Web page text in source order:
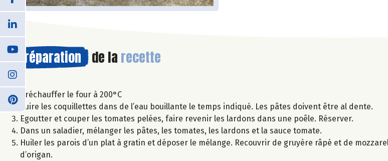
Préparation de la recette
Préchauffer le four à 200°C
Cuire les coquillettes dans de l’eau bouillante le temps indiqué. Les pâtes doivent être al dente.
Egoutter et couper les tomates pelées, faire revenir les lardons dans une poêle. Réserver.
Dans un saladier, mélanger les pâtes, les tomates, les lardons et la sauce tomate.
Huiler les parois d’un plat à gratin et déposer le mélange. Recouvrir de gruyère râpé et de
d’origan.